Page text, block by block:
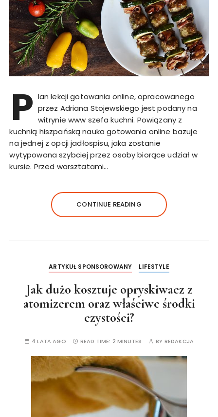
P lan lekcji gotowania online, opracowanego
przez Adriana Stojewskiego jest podany na
witrynie www szefa kuchni. Powiązany z
kuchnią hiszpańską nauka gotowania online bazuje
na jednej z opcji jadłospisu, jaka zostanie
wytypowana szybciej przez osoby biorące udział w
kursie. Przed warsztatami…
CONTINUE READING
ARTYKUŁ SPONSOROWANY LIFESTYLE
Jak dużo kosztuje opryskiwacz z
atomizerem oraz właściwe środki
czystości?
4 LATA AGO READ TIME: 2 MINUTES BY REDAKCJA